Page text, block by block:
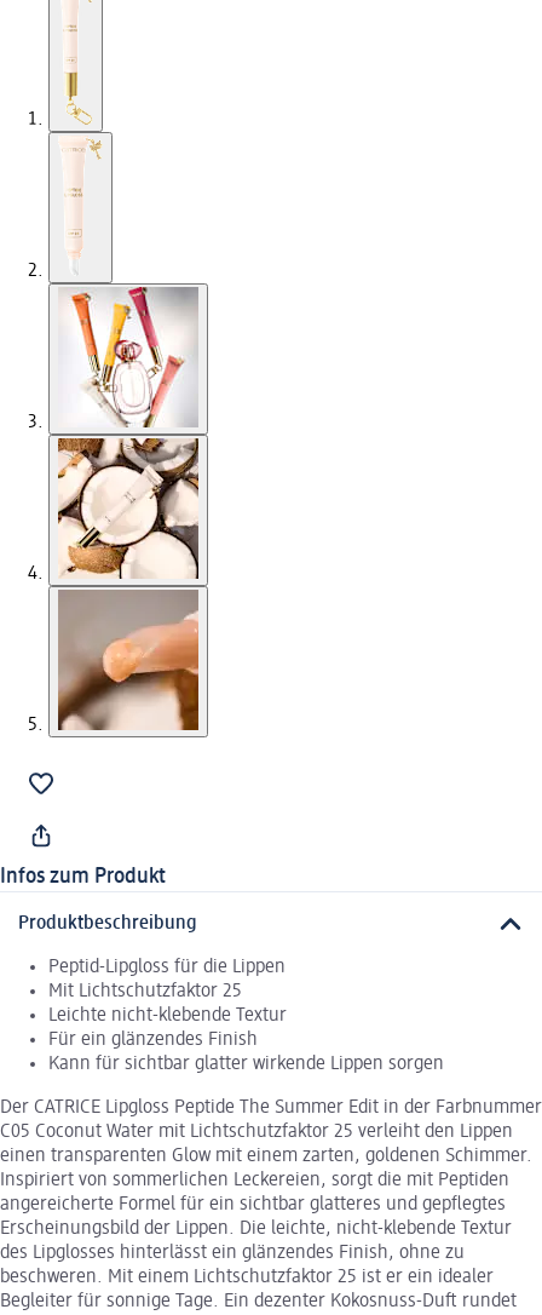
Infos zum Produkt
Produktbeschreibung
Peptid-Lipgloss für die Lippen
Mit Lichtschutzfaktor 25
Leichte nicht-klebende Textur
Für ein glänzendes Finish
Kann für sichtbar glatter wirkende Lippen sorgen
Der CATRICE Lipgloss Peptide The Summer Edit in der Farbnummer
C05 Coconut Water mit Lichtschutzfaktor 25 verleiht den Lippen
einen transparenten Glow mit einem zarten, goldenen Schimmer.
Inspiriert von sommerlichen Leckereien, sorgt die mit Peptiden
angereicherte Formel für ein sichtbar glatteres und gepflegtes
Erscheinungsbild der Lippen. Die leichte, nicht-klebende Textur
des Lipglosses hinterlässt ein glänzendes Finish, ohne zu
beschweren. Mit einem Lichtschutzfaktor 25 ist er ein idealer
Begleiter für sonnige Tage. Ein dezenter Kokosnuss-Duft rundet